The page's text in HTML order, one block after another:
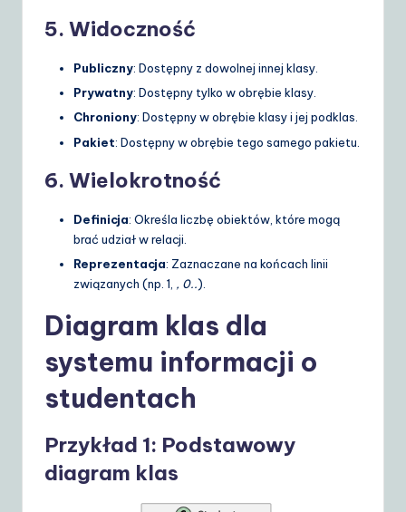
5. Widoczność
Publiczny: Dostępny z dowolnej innej klasy.
Prywatny: Dostępny tylko w obrębie klasy.
Chroniony: Dostępny w obrębie klasy i jej podklas.
Pakiet: Dostępny w obrębie tego samego pakietu.
6. Wielokrotność
Definicja: Określa liczbę obiektów, które mogą
brać udział w relacji.
Reprezentacja: Zaznaczane na końcach linii
związanych (np. 1, , 0..).
Diagram klas dla
systemu informacji o
studentach
Przykład 1: Podstawowy
diagram klas